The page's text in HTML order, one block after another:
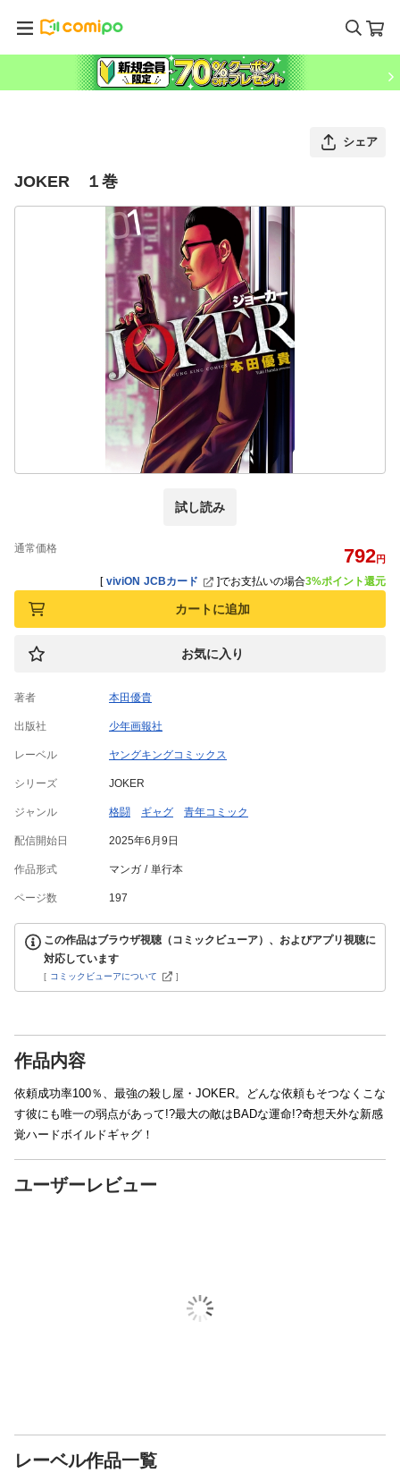
シェア
JOKER １巻
試し読み
通常価格 792円
[ viviON JCBカード ]でお支払いの場合3%ポイント還元
カートに追加
お気に入り
著者 本田優貴
出版社 少年画報社
レーベル ヤングキングコミックス
シリーズ JOKER
ジャンル 格闘 ギャグ 青年コミック
配信開始日 2025年6月9日
作品形式 マンガ 単行本
ページ数 197
この作品はブラウザ視聴（コミックビューア）、およびアプリ視聴に
対応しています
[ コミックビューアについて ]
作品内容
依頼成功率100％、最強の殺し屋・JOKER。どんな依頼もそつなくこな
す彼にも唯一の弱点があって!?最大の敵はBADな運命!?奇想天外な新感
覚ハードボイルドギャグ！
ユーザーレビュー
レーベル作品一覧